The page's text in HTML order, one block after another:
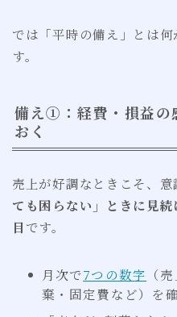
では「平時の備え」とは
す。
備え①：経費・損益の
おく
売上が好調なときこそ、意
ても困らない」ときに見
目です。
月次で7つの数字 （
棄・固定費など）を